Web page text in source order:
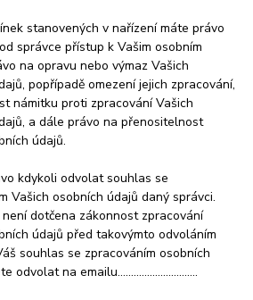
stanovených v nařízení máte právo
správce přístup k Vašim osobním
na opravu nebo výmaz Vašich
popřípadě omezení jejich zpracování,
námitku proti zpracování Vašich
a dále právo na přenositelnost
údajů.
kdykoli odvolat souhlas se
Vašich osobních údajů daný správci.
dotčena zákonnost zpracování
údajů před takovýmto odvoláním
souhlas se zpracováním osobních
odvolat na emailu………………………...